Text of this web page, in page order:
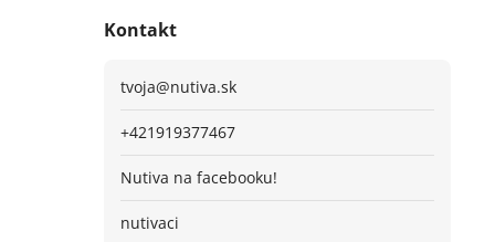
Kontakt
tvoja@nutiva.sk
+421919377467
Nutiva na facebooku!
nutivaci